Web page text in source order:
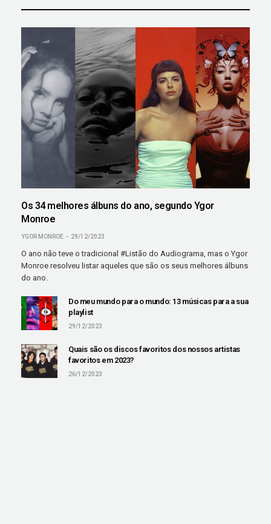
Os 34 melhores álbuns do ano, segundo Ygor
Monroe
YGOR MONROE 29/12/2023
O ano não teve o tradicional #Listão do Audiograma, mas o Ygor
Monroe resolveu listar aqueles que são os seus melhores álbuns
do ano.
Do meu mundo para o mundo: 13 músicas para a sua
playlist
29/12/2023
Quais são os discos favoritos dos nossos artistas
favoritos em 2023?
26/12/2023